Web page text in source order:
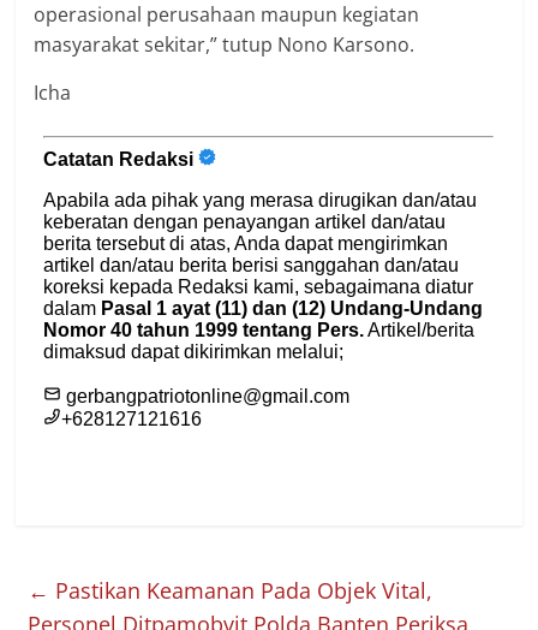
operasional perusahaan maupun kegiatan
masyarakat sekitar,” tutup Nono Karsono.
Icha
← Pastikan Keamanan Pada Objek Vital,
Personel Ditpamobvit Polda Banten Periksa